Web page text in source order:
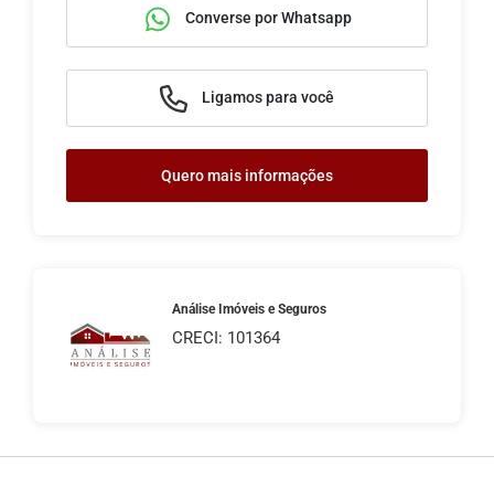
Converse por Whatsapp
Ligamos para você
Quero mais informações
Análise Imóveis e Seguros
CRECI: 101364